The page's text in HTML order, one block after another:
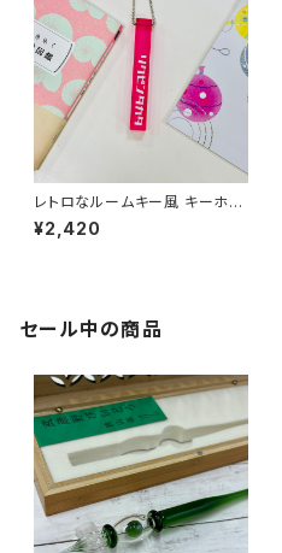
レトロなルームキー風 キーホル
ダー（ピンク）
¥2,420
セール中の商品